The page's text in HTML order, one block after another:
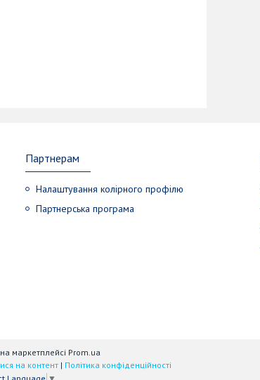
Партнерам
Налаштування колірного профілю
Партнерська програма
маркетплейсі Prom.ua
на контент | Політика конфіденційності